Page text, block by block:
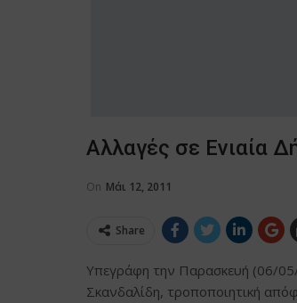
Αλλαγές σε Ενιαία
On Μάι 12, 2011
Share
Υπεγράφη την Παρασκευή (06/
Σκανδαλίδη, τροποποιητική